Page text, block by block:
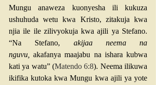
Mungu anaweza kuonyesha ili kukuza
ushuhuda wetu kwa Kristo, zitakuja kwa
njia ile ile zilivyokuja kwa ajili ya Stefano.
“Na Stefano, akijaa neema na
nguvu,
akafanya maajabu na ishara kubwa
kati ya watu” (Matendo 6:8). Neema ilikuwa
ikifika kutoka kwa Mungu kwa ajili ya yote